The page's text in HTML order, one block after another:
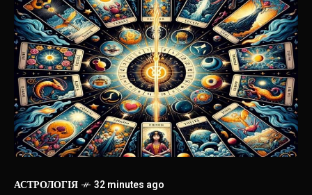
АСТРОЛОГІЯ 32 minutes ago